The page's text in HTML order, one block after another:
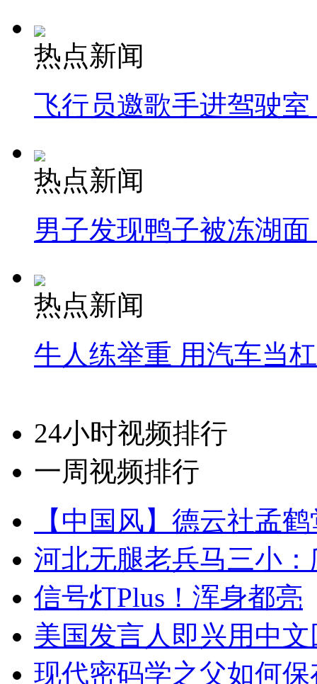
热点新闻
飞行员邀歌手进驾驶
热点新闻
男子发现鸭子被冻湖
热点新闻
牛人练举重 用汽车当
24小时视频排行
一周视频排行
【中国风】德云社孟
河北无腿老兵马三小
信号灯Plus！浑身都亮
美国发言人即兴用中
现代密码学之父如何